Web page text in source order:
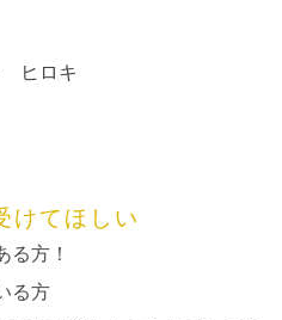
ヒロキ
けてほしい
方！
る方